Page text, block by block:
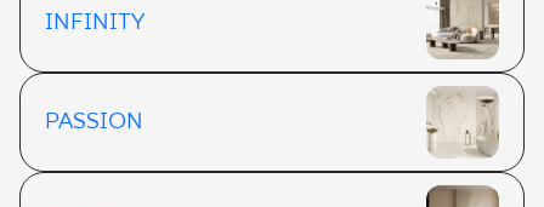
INFINITY
PASSION